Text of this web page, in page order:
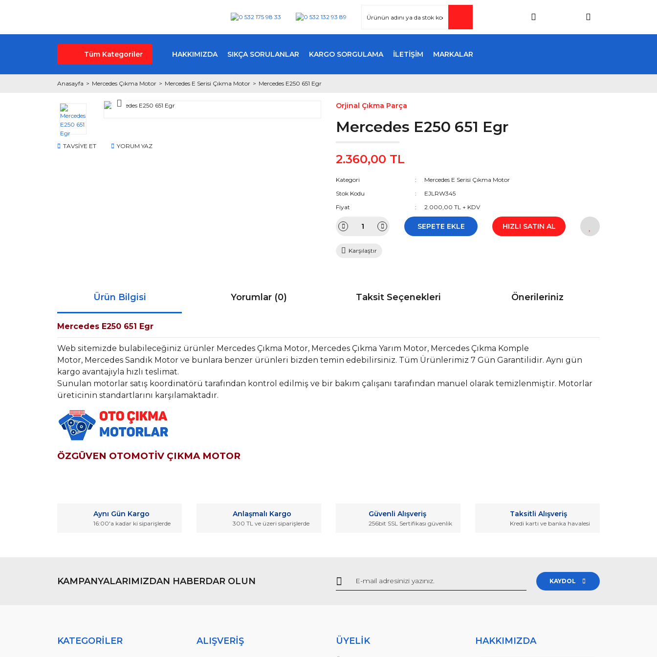
Tüm Kategoriler HAKKIMIZDA SIKÇA SORULANLAR KARGO SORGULAMA İLETİŞİM MARKALAR
Anasayfa Mercedes Çıkma Motor Mercedes E Serisi Çıkma Motor Mercedes E250 651 Egr
TAVSİYE ET YORUM YAZ
Orjinal Çıkma Parça
Mercedes E250 651 Egr
2.360,00 TL
Kategori
Mercedes E Serisi Çıkma Motor
Stok Kodu
EJLRW345
Fiyat
2.000,00 TL + KDV
SEPETE EKLE HIZLI SATIN AL
Karşılaştır
Ürün Bilgisi Yorumlar (0) Taksit Seçenekleri Önerileriniz
Mercedes E250 651 Egr
Web sitemizde bulabileceğiniz ürünler Mercedes Çıkma Motor, Mercedes Çıkma Yarım Motor, Mercedes Çıkma Komple
Motor, Mercedes Sandık Motor ve bunlara benzer ürünleri bizden temin edebilirsiniz. Tüm Ürünlerimiz 7 Gün Garantilidir. Aynı gün
kargo avantajıyla hızlı teslimat.
Sunulan motorlar satış koordinatörü tarafından kontrol edilmiş ve bir bakım çalışanı tarafından manuel olarak temizlenmiştir. Motorlar
üreticinin standartlarını karşılamaktadır.
ÖZGÜVEN OTOMOTİV ÇIKMA MOTOR
Ürün resmi kalitesiz, bozuk veya görüntülenemiyor.
Gönder
Aynı Gün Kargo
16:00'a kadar ki siparişlerde
Anlaşmalı Kargo
300 TL ve üzeri siparişlerde
Güvenli Alışveriş
256bit SSL Sertifikası güvenlik
Taksitli Alışveriş
Kredi kartı ve banka havalesi
KAMPANYALARIMIZDAN HABERDAR OLUN KAYDOL
KATEGORİLER ALIŞVERİŞ ÜYELİK HAKKIMIZDA